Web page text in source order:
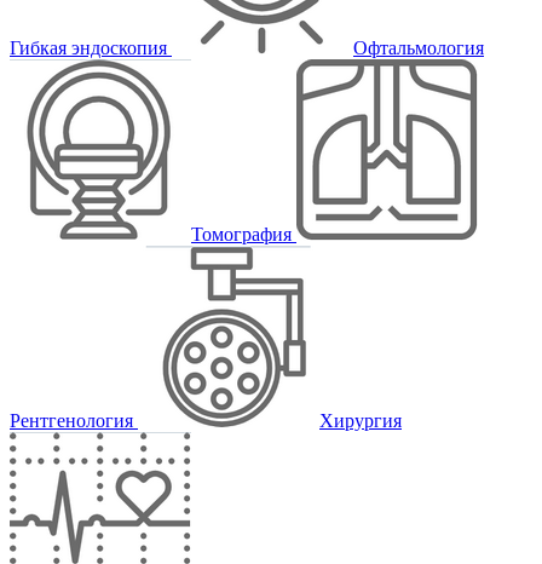
Гибкая эндоскопия Офтальмология
Томография
Рентгенология Хирургия